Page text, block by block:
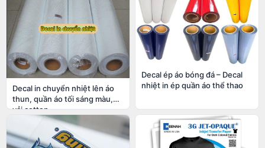
Decal in chuyển nhiệt lên áo
thun, quần áo tối sáng màu,
vải cotton
Decal ép áo bóng đá – Decal
nhiệt in ép quần áo thể thao